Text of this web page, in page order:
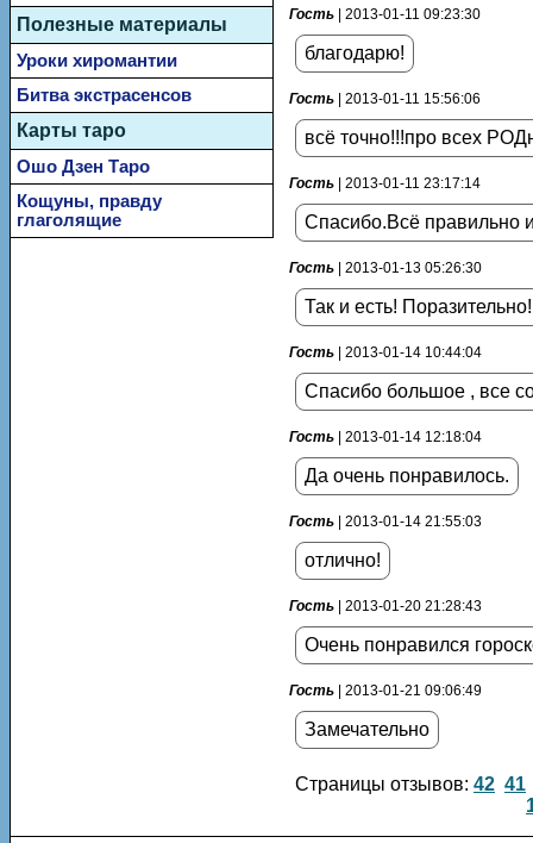
Гость | 2013-01-11 09:23:30
благодарю!
Гость | 2013-01-11 15:56:06
всё точно!!!про всех
Гость | 2013-01-11 23:17:14
Спасибо.Всё правильно
Гость | 2013-01-13 05:26:30
Так и есть! Поразительно!
Гость | 2013-01-14 10:44:04
Спасибо большое , все
Гость | 2013-01-14 12:18:04
Да очень понравилось.
Гость | 2013-01-14 21:55:03
отлично!
Гость | 2013-01-20 21:28:43
Очень понравился
Гость | 2013-01-21 09:06:49
Замечательно
Страницы отзывов: 42 41
Полезные материалы
Уроки хиромантии
Битва экстрасенсов
Карты таро
Ошо Дзен Таро
Кощуны, правду
глаголящие